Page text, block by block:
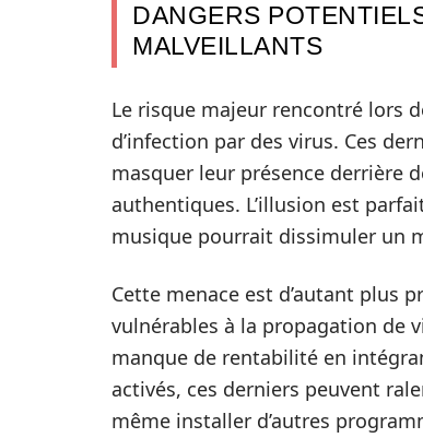
DANGERS
MALVEILLANTS
Le risque majeur rencontré lors
d’infection par des virus. Ces
masquer leur présence derrière
authentiques. L’illusion est
musique pourrait dissimuler un
Cette menace est d’autant plus
vulnérables à la propagation de
manque de rentabilité en
activés, ces derniers peuvent
même installer d’autres